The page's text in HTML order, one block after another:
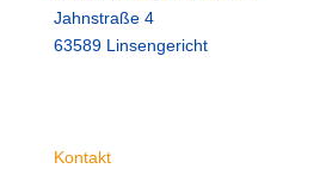
Jahnstraße 4
63589 Linsengericht
Kontakt